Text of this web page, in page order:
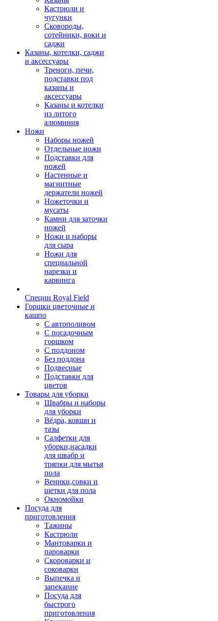
Кастрюли и
чугунки
Сковороды,
сотейники, воки и
саджи
Казаны, котелки, саджи
и аксессуары
Треноги, печи,
подставки под
казаны и
аксессуары
Казаны и котелки
из литого
алюминия
Ножи
Наборы ножей
Отдельные ножи
Подставки для
ножей
Настенные и
магнитные
держатели ножей
Ножеточки и
мусаты
Камни для заточки
ножей
Ножи и наборы
для сыра
Ножи для
специальной
нарезки и
карвинга
Специи Royal Field
Горшки цветочные и
кашпо
С автополивом
С посадочным
горшком
С поддоном
Без поддона
Подвесные
Подставки для
цветов
Товары для уборки
Швабры и наборы
для уборки
Вёдра, ковши и
тазы
Салфетки для
уборки,насадки
для швабр и
тряпки для мытья
пола
Веники,совки и
щетки для пола
Окномойки
Посуда для
приготовления
Тажины
Кастрюли
Мантоварки и
пароварки
Скороварки и
соковарки
Выпечка и
запекание
Посуда для
быстрого
приготовления